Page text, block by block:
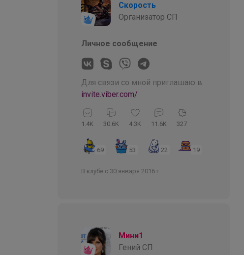
Скорость
Организатор СП
Личное сообщение
Для связи со мной приглашаю в
invite.viber.com/
1.4K 30.6K 4.3K 11.6K 327
69 53 22 19
В клубе с 30 января 2016 г.
Мини1
Гений СП